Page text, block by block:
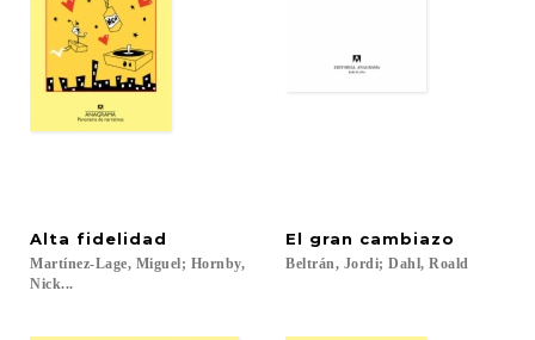
Alta fidelidad
Martínez-Lage, Miguel; Hornby,
Nick...
El gran cambiazo
Beltrán, Jordi; Dahl, Roald